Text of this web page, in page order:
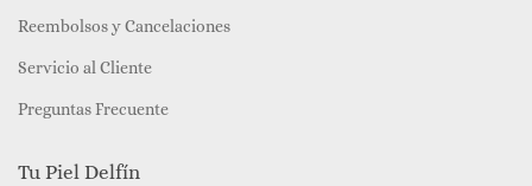
Reembolsos y Cancelaciones
Servicio al Cliente
Preguntas Frecuente
Tu Piel Delfín